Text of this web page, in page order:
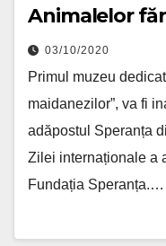
Animalelor
03/10/2020
Primul muzeu
maidanezilor”, va fi
adăpostul Speranța
Zilei internaționale a
Fundația Speranța.…